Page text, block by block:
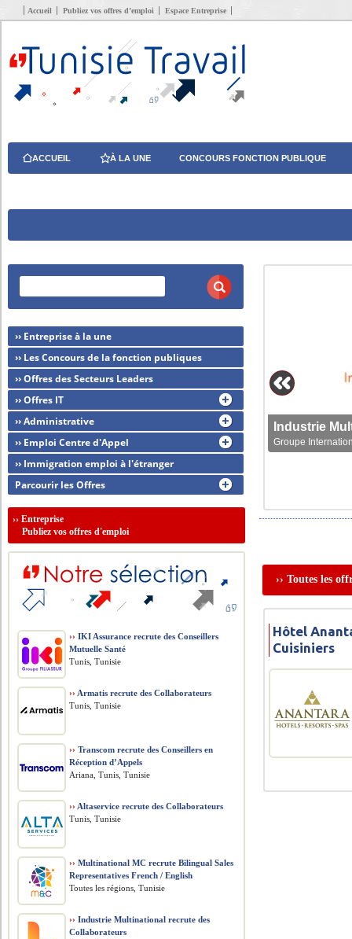
Accueil Publiez vos offres d’emploi Espace Entreprise
ACCUEIL À LA UNE CONCOURS FONCTION PUBLIQUE
Groupe
›› Toutes les
Hôtel
Cuisiniers
›› Entreprise à la une
›› Les Concours de la fonction publiques
›› Offres des Secteurs Leaders
›› Offres IT
›› Administrative
›› Emploi Centre d'Appel
›› Immigration emploi à l'étranger
Parcourir les Offres
››Entreprise
Publiez vos offres d'emploi
›› IKI Assurance recrute des Conseillers
Mutuelle Santé
Tunis, Tunisie
›› Armatis recrute des Collaborateurs
Tunis, Tunisie
›› Transcom recrute des Conseillers en
Réception d’Appels
Ariana, Tunis, Tunisie
›› Altaservice recrute des Collaborateurs
Tunis, Tunisie
›› Multinational MC recrute Bilingual Sales
Representatives French / English
Toutes les régions, Tunisie
›› Industrie Multinational recrute des
Collaborateurs